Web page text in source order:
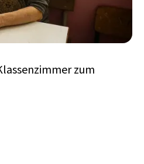
zum